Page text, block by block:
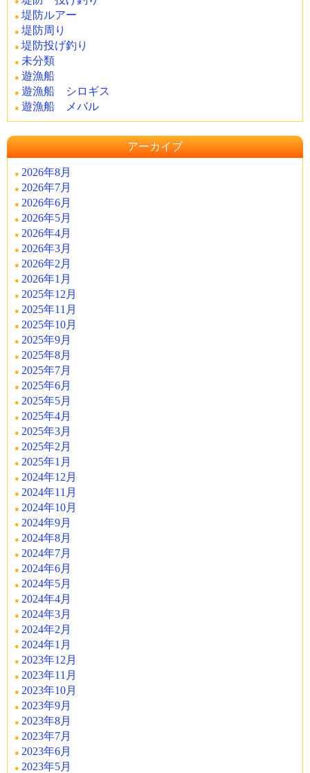
堤防ルアー
堤防周り
堤防投げ釣り
未分類
遊漁船
遊漁船 シロギス
遊漁船 メバル
アーカイブ
2026年8月
2026年7月
2026年6月
2026年5月
2026年4月
2026年3月
2026年2月
2026年1月
2025年12月
2025年11月
2025年10月
2025年9月
2025年8月
2025年7月
2025年6月
2025年5月
2025年4月
2025年3月
2025年2月
2025年1月
2024年12月
2024年11月
2024年10月
2024年9月
2024年8月
2024年7月
2024年6月
2024年5月
2024年4月
2024年3月
2024年2月
2024年1月
2023年12月
2023年11月
2023年10月
2023年9月
2023年8月
2023年7月
2023年6月
2023年5月